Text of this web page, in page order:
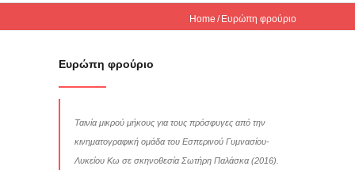
Home Ευρώπη φρούριο
Ευρώπη φρούριο
Ταινία μικρού μήκους για τους πρόσφυγες από την
κινηματογραφική ομάδα του Εσπερινού Γυμνασίου-
Λυκείου Κω σε σκηνοθεσία Σωτήρη Παλάσκα (2016).